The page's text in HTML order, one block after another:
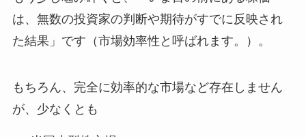
は、無数の投資家の判断や期待がすでに反映され
た結果」です（市場効率性と呼ばれます。）。
もちろん、完全に効率的な市場など存在しません
が、少なくとも